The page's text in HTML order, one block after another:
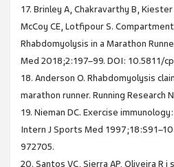
17. Brinley A, Chakravarthy B,
McCoy CE, Lotfipour S.
Rhabdomyolysis in a Marathon
Med 2018;2:197–99. DOI: 10.5811/
18. Anderson O. Rhabdomyolysis
marathon runner. Running Research
19. Nieman DC. Exercise
Intern J Sports Med
972705.
20. Santos VC, Sierra AP, Oliveira R i